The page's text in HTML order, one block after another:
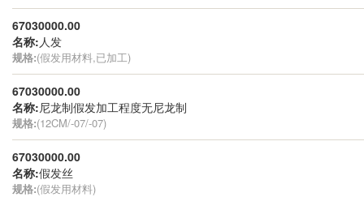
67030000.00
名称: 人发
规格:(假发用材料,已加工)
67030000.00
名称:尼龙制假发加工程度无尼龙制
规格:(12CM/-07/-07)
67030000.00
名称:假发丝
规格:(假发用材料)